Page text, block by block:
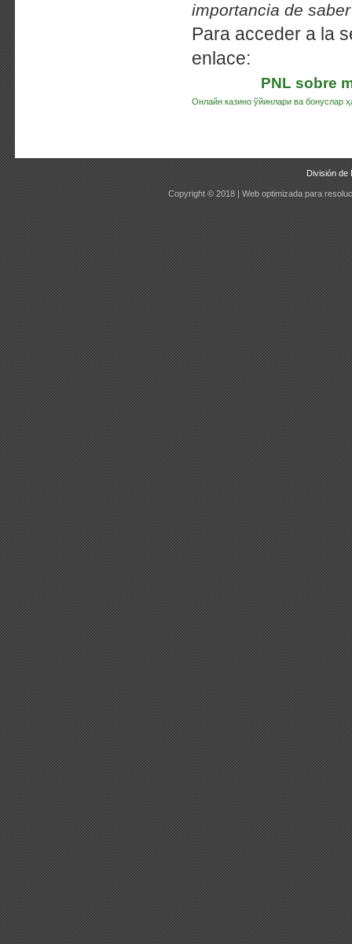
importancia de
Para acceder a la
enlace:
PNL sobre
Онлайн казино ўйинлари ва бонуслар
División de
Copyright © 2018 | Web optimizada para